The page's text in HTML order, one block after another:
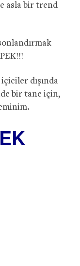
asla bir trend
dışında
bir tane için,